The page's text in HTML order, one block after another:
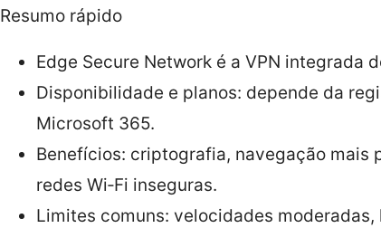
Resumo rápido
Edge Secure Network é a VPN integrada
Disponibilidade e planos: depende da
Microsoft 365.
Benefícios: criptografia, navegação mais
redes Wi‑Fi inseguras.
Limites comuns: velocidades